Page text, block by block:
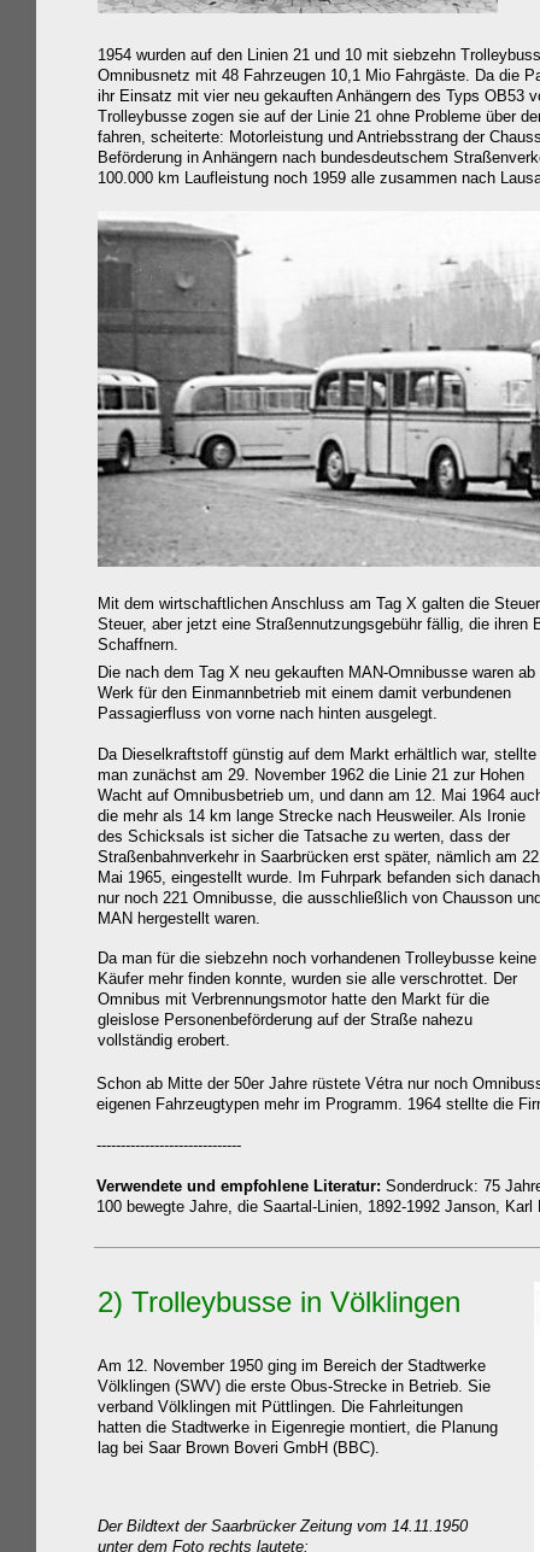
1954 wurden auf den Linien 21 und 10 mit siebzehn
Omnibusnetz mit 48 Fahrzeugen 10,1 Mio Fahrgäste. Da die
ihr Einsatz mit vier neu gekauften Anhängern des Typs OB53
Trolleybusse zogen sie auf der Linie 21 ohne Probleme über
fahren, scheiterte: Motorleistung und Antriebsstrang der
Beförderung in Anhängern nach bundesdeutschem
100.000 km Laufleistung noch 1959 alle zusammen nach
Mit dem wirtschaftlichen Anschluss am Tag X galten die
Steuer, aber jetzt eine Straßennutzungsgebühr fällig, die ihren
Schaffnern.
Die nach dem Tag X neu gekauften MAN-Omnibusse waren ab
Werk für den Einmannbetrieb mit einem damit verbundenen
Passagierfluss von vorne nach hinten ausgelegt.
Da Dieselkraftstoff günstig auf dem Markt erhältlich war, stellte
man zunächst am 29. November 1962 die Linie 21 zur Hohen
Wacht auf Omnibusbetrieb um, und dann am 12. Mai 1964
die mehr als 14 km lange Strecke nach Heusweiler. Als Ironie
des Schicksals ist sicher die Tatsache zu werten, dass der
Straßenbahnverkehrin Saarbrücken erst später, nämlich am
Mai 1965, eingestellt wurde. Im Fuhrpark befanden sich danach
nur noch 221 Omnibusse, die ausschließlich von Chausson
MAN hergestellt waren.
Da man für die siebzehn noch vorhandenen Trolleybusse keine
Käufer mehr finden konnte, wurden sie alle verschrottet. Der
Omnibus mit Verbrennungsmotor hatte den Markt für die
gleislose Personenbeförderung auf der Straße nahezu
vollständig erobert.
Schon ab Mitte der 50er Jahre rüstete Vétra nur noch
eigenen Fahrzeugtypen mehr im Programm. 1964 stellte die
------------------------------
Verwendete und empfohlene Literatur: Sonderdruck: 75
100 bewegte Jahre, die Saartal-Linien, 1892-1992 Janson,
2) Trolleybusse in Völklingen
Am 12. November 1950 ging im Bereich der Stadtwerke
Völklingen (SWV) die erste Obus-Strecke in Betrieb. Sie
verband Völklingen mit Püttlingen. Die Fahrleitungen
hatten die Stadtwerke in Eigenregie montiert, die Planung
lag bei Saar Brown Boveri GmbH (BBC).
Der Bildtext der Saarbrücker Zeitung vom 14.11.1950
unter dem Foto rechts lautete: